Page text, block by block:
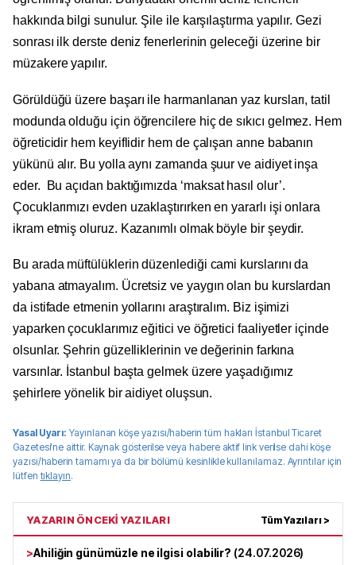
hakkında bilgi sunulur. Şile ile karşılaştırma yapılır. Gezi
sonrası ilk derste deniz fenerlerinin geleceği üzerine bir
müzakere yapılır.
Görüldüğü üzere başarı ile harmanlanan yaz kursları, tatil
modunda olduğu için öğrencilere hiç de sıkıcı gelmez. Hem
öğreticidir hem keyiflidir hem de çalışan anne babanın
yükünü alır. Bu yolla aynı zamanda şuur ve aidiyet inşa
eder.
Bu açıdan baktığımızda ‘maksat hasıl olur’.
Çocuklarımızı evden uzaklaştırırken en yararlı işi onlara
ikram etmiş oluruz. Kazanımlı olmak böyle bir şeydir.
Bu arada müftülüklerin düzenlediği cami kurslarını da
yabana atmayalım. Ücretsiz ve yaygın olan bu kurslardan
da istifade etmenin yollarını araştıralım. Biz işimizi
yaparken çocuklarımız eğitici ve öğretici faaliyetler içinde
olsunlar. Şehrin güzelliklerinin ve değerinin farkına
varsınlar. İstanbul başta gelmek üzere yaşadığımız
şehirlere yönelik bir aidiyet oluşsun.
Yasal Uyarı: Yayınlanan köşe yazısı/haberin tüm haklarıİstanbul Ticaret
Gazetesi'ne aittir. Kaynak gösterilse veya habere aktif link verilse dahi köşe
yazısı/haberin tamamı ya da bir bölümü kesinlikle kullanılamaz. Ayrıntılar için
lütfen tıklayın.
YAZARIN ÖNCEKİ YAZILARI Tüm Yazıları >
>Ahiliğin günümüzle ne ilgisi olabilir? (24.07.2026)